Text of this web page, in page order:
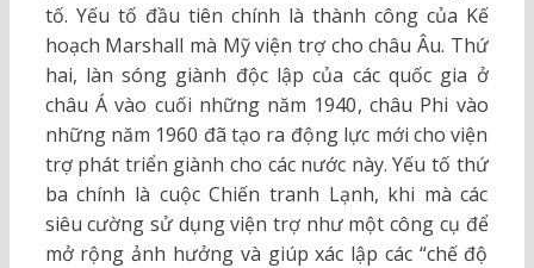
tố. Yếu tố đầu tiên chính là thành công của Kế
hoạch Marshall mà Mỹ viện trợ cho châu Âu. Thứ
hai, làn sóng giành độc lập của các quốc gia ở
châu Á vào cuối những năm 1940, châu Phi vào
những năm 1960 đã tạo ra động lực mới cho viện
trợ phát triển giành cho các nước này. Yếu tố thứ
ba chính là cuộc Chiến tranh Lạnh, khi mà các
siêu cường sử dụng viện trợ như một công cụ để
mở rộng ảnh hưởng và giúp xác lập các “chế độ